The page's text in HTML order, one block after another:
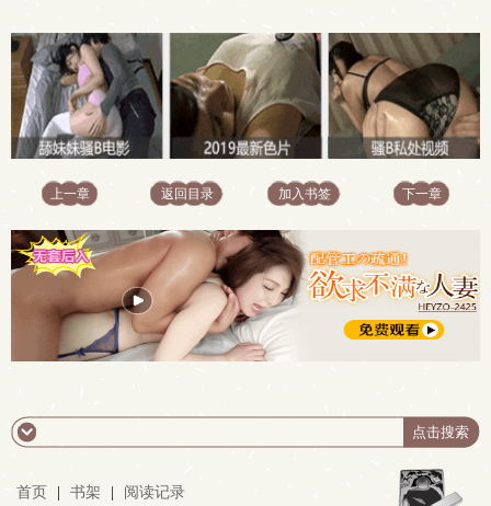
上一章 返回目录 加入书签 下一章
首页 书架 阅读记录